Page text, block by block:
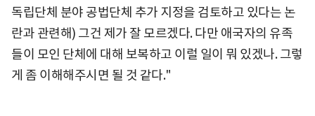
독립단체 분야 공법단체 추가 지정을 검토하고 있다는 논
란과 관련해) 그건 제가 잘 모르겠다. 다만 애국자의 유족
들이 모인 단체에 대해 보복하고 이럴 일이 뭐 있겠나. 그렇
게 좀 이해해주시면 될 것 같다."